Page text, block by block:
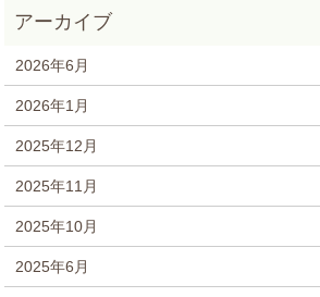
2026年6月
2026年1月
2025年12月
2025年11月
2025年10月
2025年6月